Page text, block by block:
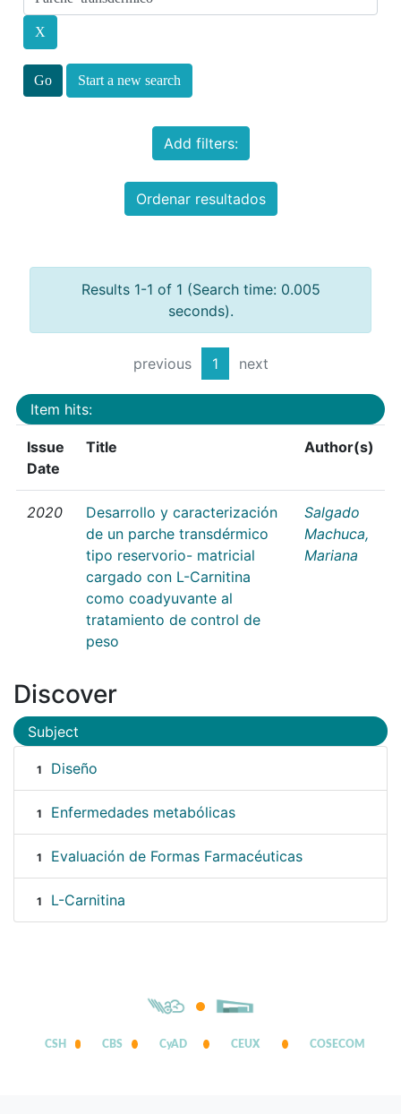
Start a new search
Add filters:
Ordenar resultados
Results 1-1 of 1 (Search time: 0.005
seconds).
previous 1 next
Item hits:
Issue
Date
Title Author(s)
2020
Desarrollo y caracterización
de un parche transdérmico
tipo reservorio- matricial
cargado con L-Carnitina
como coadyuvante al
tratamiento de control de
peso
Salgado
Machuca,
Mariana
Discover
Subject
1 Diseño
1 Enfermedades metabólicas
1 Evaluación de Formas Farmacéuticas
1 L-Carnitina
CSH CBS CyAD CEUX COSECOM